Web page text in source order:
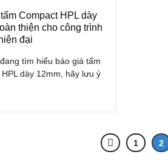
Compact HPL dày
thiện cho công trình
đại
tìm hiểu báo giá tấm
dày 12mm, hãy lưu ý
1 2